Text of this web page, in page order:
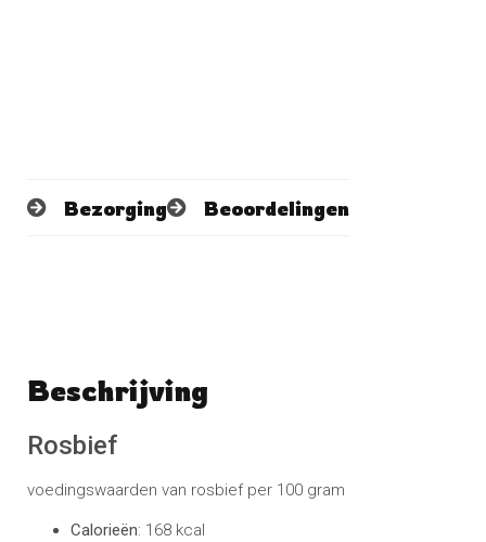
Bezorging Beoordelingen
Beschrijving
Rosbief
voedingswaarden van rosbief per 100 gram
Calorieën: 168 kcal
No reviews found